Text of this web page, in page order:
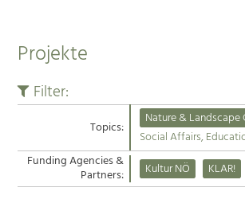
Projekte
Filter:
Topics: Nature & Landscape
Social Affairs,
Funding Agencies &
Partners: Kultur NÖ KLAR!